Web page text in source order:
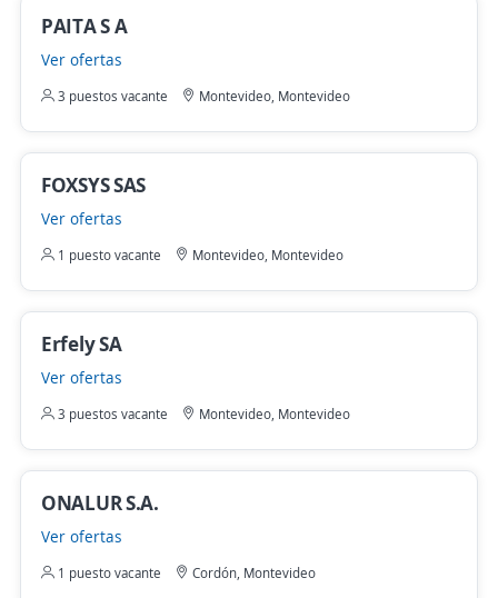
PAITA S A
Ver ofertas
3 puestos vacante Montevideo, Montevideo
FOXSYS SAS
Ver ofertas
1 puesto vacante Montevideo, Montevideo
Erfely SA
Ver ofertas
3 puestos vacante Montevideo, Montevideo
ONALUR S.A.
Ver ofertas
1 puesto vacante Cordón, Montevideo